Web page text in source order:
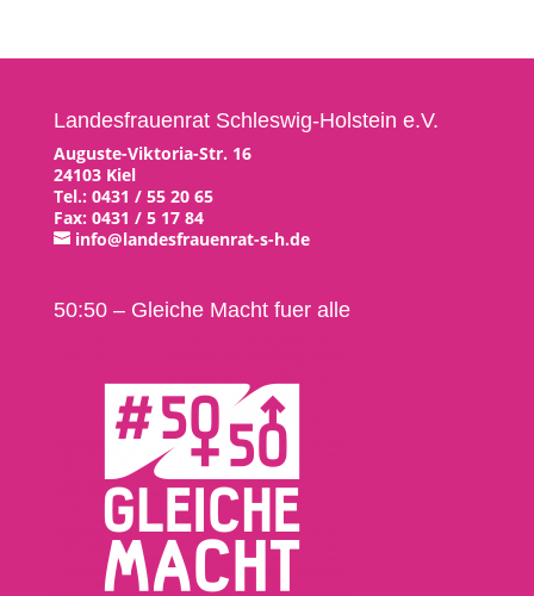
Landesfrauenrat Schleswig-Holstein e.V.
Auguste-Viktoria-Str. 16
24103 Kiel
Tel.: 0431 / 55 20 65
Fax: 0431 / 5 17 84
info@landesfrauenrat-s-h.de
50:50 – Gleiche Macht fuer alle